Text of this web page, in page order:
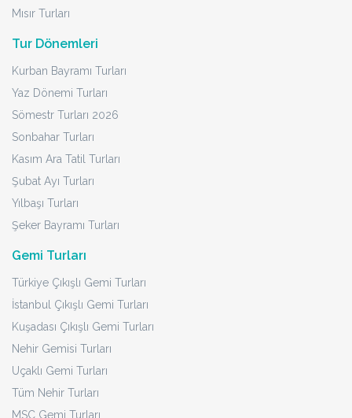
Mısır Turları
Tur Dönemleri
Kurban Bayramı Turları
Yaz Dönemi Turları
Sömestr Turları 2026
Sonbahar Turları
Kasım Ara Tatil Turları
Şubat Ayı Turları
Yılbaşı Turları
Şeker Bayramı Turları
Gemi Turları
Türkiye Çıkışlı Gemi Turları
İstanbul Çıkışlı Gemi Turları
Kuşadası Çıkışlı Gemi Turları
Nehir Gemisi Turları
Uçaklı Gemi Turları
Tüm Nehir Turları
MSC Gemi Turları